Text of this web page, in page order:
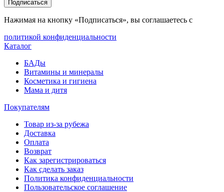
Подписаться
Нажимая на кнопку «Подписаться», вы соглашаетесь с
политикой конфиденциальности
Каталог
БАДы
Витамины и минералы
Косметика и гигиена
Мама и дитя
Покупателям
Товар из-за рубежа
Доставка
Оплата
Возврат
Как зарегистрироваться
Как сделать заказ
Политика конфиденциальности
Пользовательское соглашение